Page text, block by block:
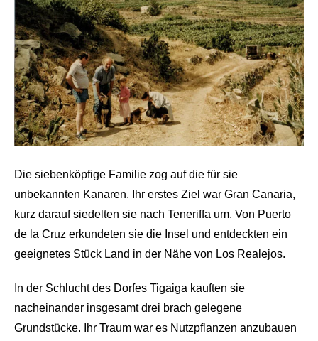
Die siebenköpfige Familie zog auf die für sie
unbekannten Kanaren. Ihr erstes Ziel war Gran Canaria,
kurz darauf siedelten sie nach Teneriffa um. Von Puerto
de la Cruz erkundeten sie die Insel und entdeckten ein
geeignetes Stück Land in der Nähe von Los Realejos.
In der Schlucht des Dorfes Tigaiga kauften sie
nacheinander insgesamt drei brach gelegene
Grundstücke. Ihr Traum war es Nutzpflanzen anzubauen